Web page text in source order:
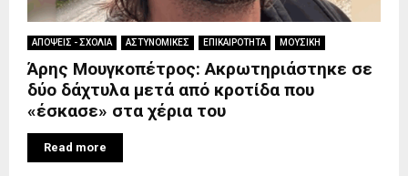
ΑΠΟΨΕΙΣ - ΣΧΟΛΙΑ ΑΣΤΥΝΟΜΙΚΕΣ ΕΠΙΚΑΙΡΟΤΗΤΑ ΜΟΥΣΙΚΗ
Άρης Μουγκοπέτρος: Ακρωτηριάστηκε σε
δύο δάχτυλα μετά από κροτίδα που
«έσκασε» στα χέρια του
Read more